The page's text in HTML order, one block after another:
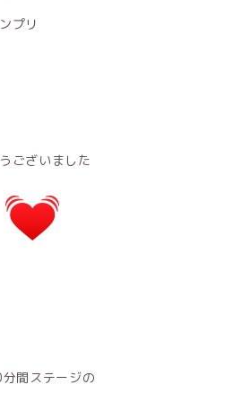
プリ
ございました
間ステージの